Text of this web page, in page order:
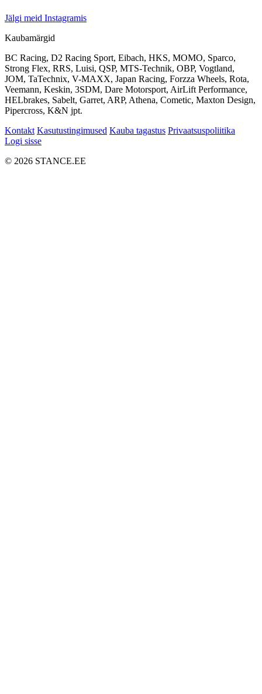
Jälgi meid Instagramis
Kaubamärgid
BC Racing, D2 Racing Sport, Eibach, HKS, MOMO, Sparco,
Strong Flex, RRS, Luisi, QSP, MTS-Technik, OBP, Vogtland,
JOM, TaTechnix, V-MAXX, Japan Racing, Forzza Wheels, Rota,
Veemann, Keskin, 3SDM, Dare Motorsport, AirLift Performance,
HELbrakes, Sabelt, Garret, ARP, Athena, Cometic, Maxton Design,
Pipercross, K&N jpt.
Kontakt Kasutustingimused Kauba tagastus Privaatsuspoliitika
Logi sisse
© 2026 STANCE.EE